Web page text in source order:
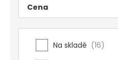
Cena
Na skladě 16